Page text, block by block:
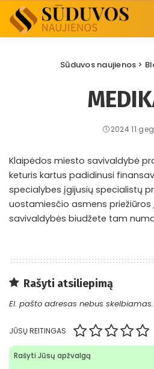
Sūduvos naujienos >
2024 11
Klaipėdos miesto savivaldybė
keturis kartus padidinusi
specialybes įgijusių specialistų
uostamiesčio asmens
savivaldybės biudžete tam
Rašyti atsiliepimą
El. pašto adresas nebus skelbiamas.
JŪSŲ REITINGAS